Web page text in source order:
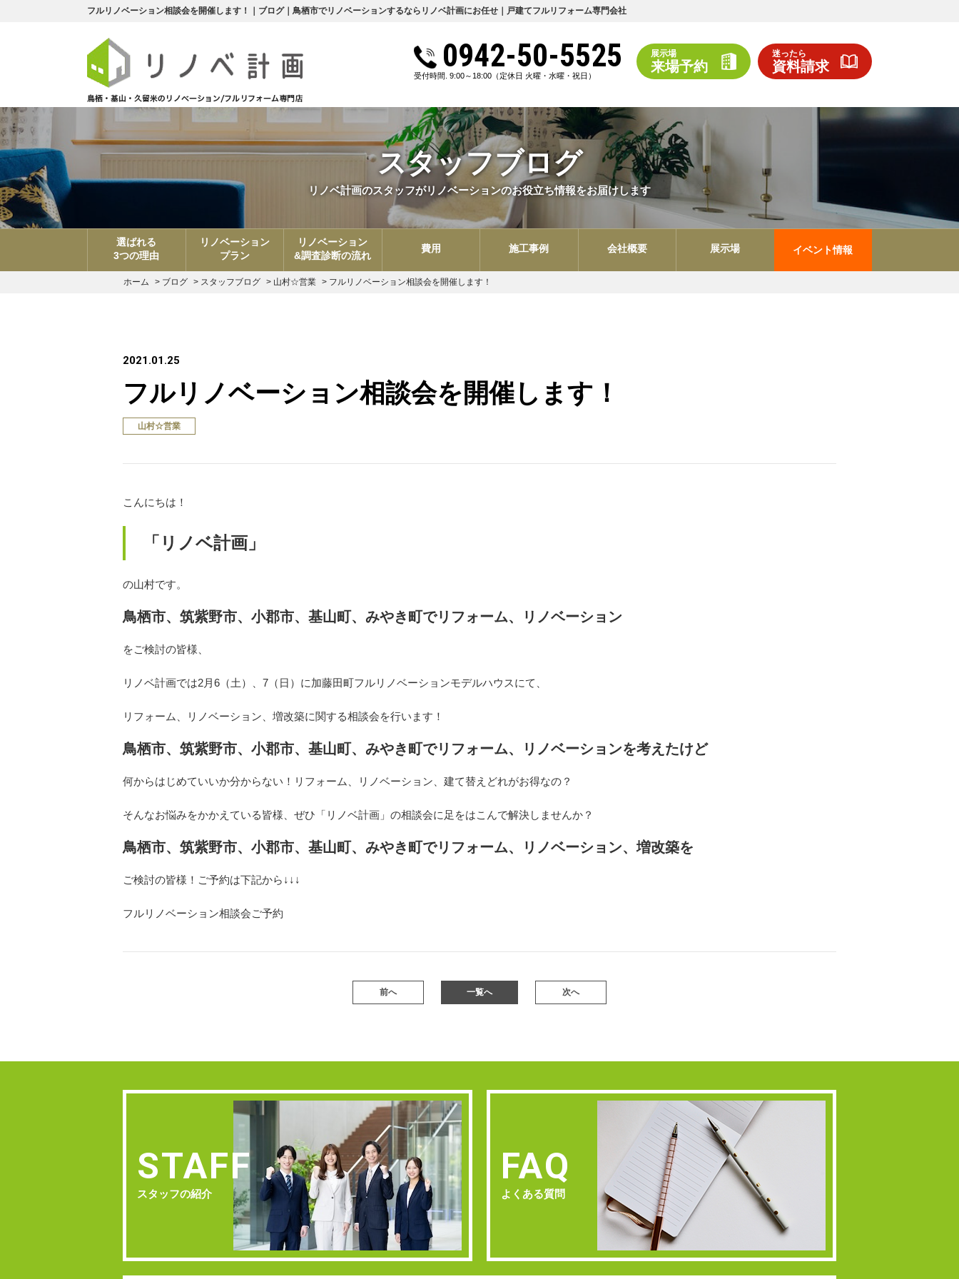
フルリノベーション相談会を開催します！｜ブログ｜鳥栖市でリノベーションするならリノベ計画にお任せ｜戸建てフルリフォーム専門会社
0942-50-5525
受付時間. 9:00～18:00 （定休日 火曜・水曜・祝日）
展示場
来場予約
迷ったら
資料請求
スタッフブログ
リノベ計画のスタッフがリノベーションのお役立ち情報をお届けします
選ばれる
3つの理由
リノベーション
プラン
リノベーション
&調査診断の流れ
費用 施工事例 会社概要 展示場 イベント情報
ホーム > ブログ > スタッフブログ > 山村☆営業 > フルリノベーション相談会を開催します！
2021.01.25
フルリノベーション相談会を開催します！
山村☆営業
こんにちは！
「リノベ計画」
の山村です。
鳥栖市、筑紫野市、小郡市、基山町、みやき町でリフォーム、リノベーション
をご検討の皆様、
リノベ計画では2月6（土）、7（日）に加藤田町フルリノベーションモデルハウスにて、
リフォーム、リノベーション、増改築に関する相談会を行います！
鳥栖市、筑紫野市、小郡市、基山町、みやき町でリフォーム、リノベーションを考えたけど
何からはじめていいか分からない！リフォーム、リノベーション、建て替えどれがお得なの？
そんなお悩みをかかえている皆様、ぜひ「リノベ計画」の相談会に足をはこんで解決しませんか？
鳥栖市、筑紫野市、小郡市、基山町、みやき町でリフォーム、リノベーション、増改築を
ご検討の皆様！ご予約は下記から↓↓↓
フルリノベーション相談会ご予約
前へ 一覧へ 次へ
STAFF
スタッフの紹介
FAQ
よくある質問